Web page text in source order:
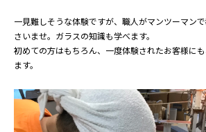
一見難しそうな体験ですが、職人がマンツーマン
さいませ。ガラスの知識も学べます。
初めての方はもちろん、一度体験されたお客様に
ます。